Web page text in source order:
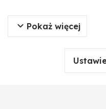
Przedłużka 1/4" 100mm
umożliwiające pracę w
przy użyciu nasadek i
zasięgu narzędzia,
odkręcanie śrub w
Pokaż więcej